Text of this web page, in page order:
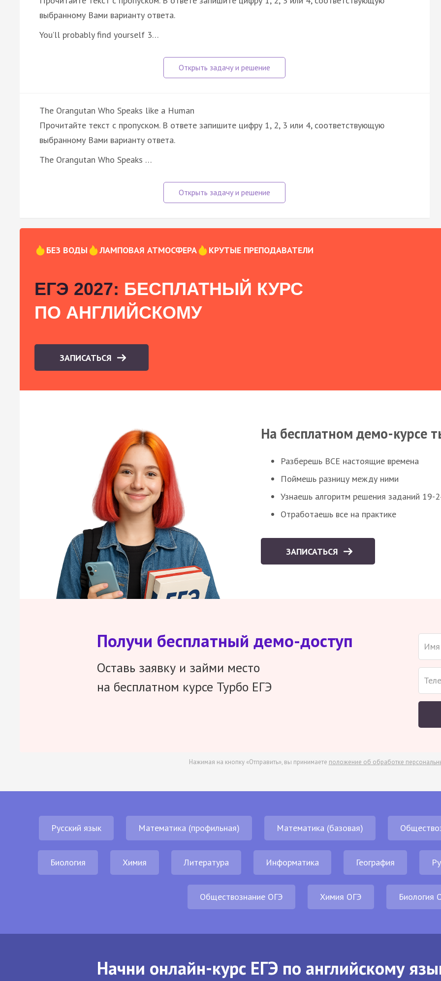
выбранному Вами варианту ответа.
You’ll probably find yourself 3…
The Orangutan Who Speaks like a Human
Прочитайте текст с пропуском. В ответе запишите цифру 1, 2, 3 или 4, соответствующую
выбранному Вами варианту ответа.
The Orangutan Who Speaks …
БЕЗ ВОДЫ ЛАМПОВАЯ АТМОСФЕРА КРУТЫЕ ПРЕПОДАВАТЕЛИ
ЕГЭ 2027: БЕСПЛАТНЫЙ КУРС
ПО АНГЛИЙСКОМУ
ЗАПИСАТЬСЯ
На бесплатном демо-курсе
Разберешь ВСЕ настоящие времена
Поймешь разницу между ними
Узнаешь алгоритм решения заданий 19-
Отработаешь все на практике
ЗАПИСАТЬСЯ
Получи бесплатный демо-доступ
Оставь заявку и займи место
на бесплатном курсе Турбо ЕГЭ
Нажимая на кнопку «Отправить», вы принимаете положение об обработке
Русский язык Математика (профильная) Математика (базовая)
Биология Химия Литература Информатика География
Обществознание ОГЭ Химия ОГЭ Биология
Начни онлайн-курс ЕГЭ по английскому